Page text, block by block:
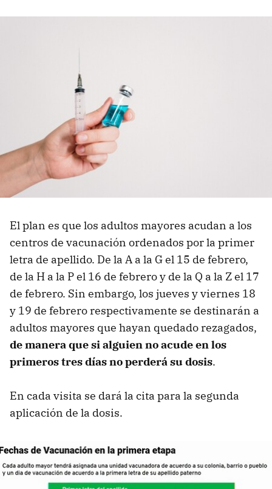
El plan es que los adultos mayores acudan a los
centros de vacunación ordenados por la primer
letra de apellido. De la A a la G el 15 de febrero,
de la H a la P el 16 de febrero y de la Q a la Z el 17
de febrero. Sin embargo, los jueves y viernes 18
y 19 de febrero respectivamente se destinarán a
adultos mayores que hayan quedado rezagados,
de manera que si alguien no acude en los
primeros tres días no perderá su dosis.
En cada visita se dará la cita para la segunda
aplicación de la dosis.